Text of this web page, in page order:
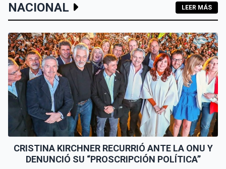
NACIONAL LEER MÁS
CRISTINA KIRCHNER RECURRIÓ ANTE LA ONU Y
DENUNCIÓ SU “PROSCRIPCIÓN POLÍTICA”